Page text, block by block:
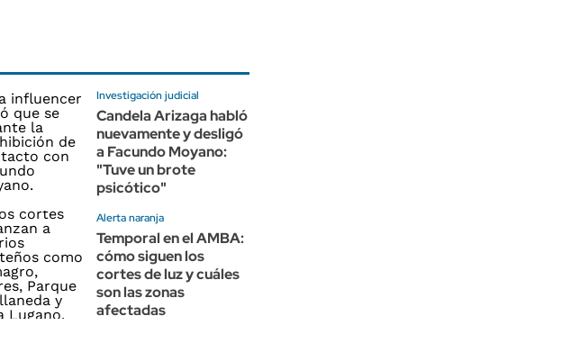
Investigación judicial
Candela Arizaga habló
nuevamente y desligó
a Facundo Moyano:
"Tuve un brote
psicótico"
Alerta naranja
Temporal en el AMBA:
cómo siguen los
cortes de luz y cuáles
son las zonas
afectadas